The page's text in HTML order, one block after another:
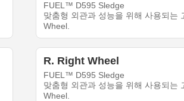
FUEL™ D595 Sledge
맞춤형 외관과 성능을 위해 사용되는
Wheel.
R. Right Wheel
FUEL™ D595 Sledge
맞춤형 외관과 성능을 위해 사용되는
Wheel.